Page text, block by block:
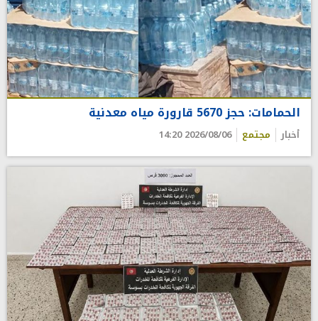
الحمامات: حجز 5670 قارورة مياه معدنية
أخبار مجتمع 2026/08/06 14:20